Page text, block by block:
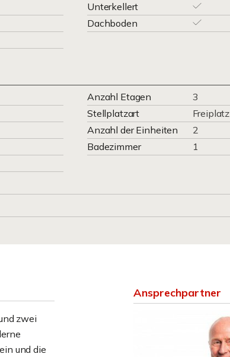
Unterkellert
Dachboden
Anzahl Etagen
3
Stellplatzart
Freiplatz
Anzahl der Einheiten
2
Badezimmer
1
zwei
und die
Ansprechpartner